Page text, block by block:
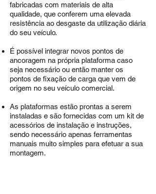
fabricadas com materiais de alta
qualidade, que conferem uma elevada
resistência ao desgaste da utilização diária
do seu veículo.
É possível integrar novos pontos de
ancoragem na própria plataforma caso
seja necessário ou então manter os
pontos de fixação de carga que vem de
origem no seu veículo comercial.
As plataformas estão prontas a serem
instaladas e são fornecidas com um kit de
acessórios de instalação e instruções,
sendo necessário apenas ferramentas
manuais muito simples para efetuar a sua
montagem.